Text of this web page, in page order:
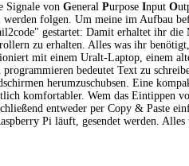
Signale von General Purpose Input O
folgen. Um meine im Aufbau
gestartet: Damit erhaltet ihr
zu erhalten. Alles was ihr
mit einem Uralt-Laptop, einem
bedeutet Text zu
herumzuschubsen. Eine
komfortabler. Wem das Eintippen
entweder per Copy & Paste
Pi läuft, gesendet werden.